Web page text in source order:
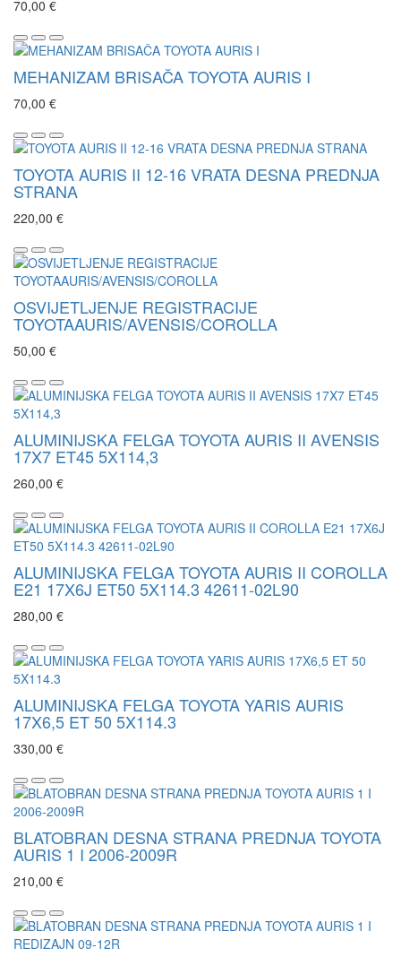
70,00 €
MEHANIZAM BRISAČA TOYOTA AURIS I
70,00 €
TOYOTA AURIS II 12-16 VRATA DESNA PREDNJA
STRANA
220,00 €
OSVIJETLJENJE REGISTRACIJE
TOYOTAAURIS/AVENSIS/COROLLA
50,00 €
ALUMINIJSKA FELGA TOYOTA AURIS II AVENSIS
17X7 ET45 5X114,3
260,00 €
ALUMINIJSKA FELGA TOYOTA AURIS II COROLLA
E21 17X6J ET50 5X114.3 42611-02L90
280,00 €
ALUMINIJSKA FELGA TOYOTA YARIS AURIS
17X6,5 ET 50 5X114.3
330,00 €
BLATOBRAN DESNA STRANA PREDNJA TOYOTA
AURIS 1 I 2006-2009R
210,00 €